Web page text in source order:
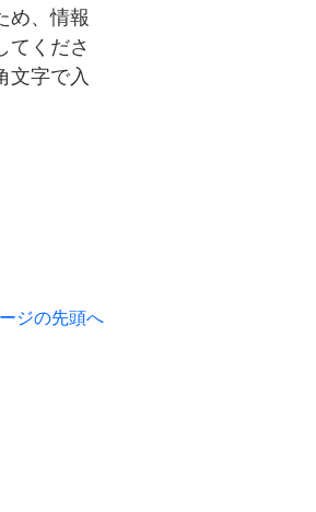
め、情報
てくださ
文字で入
ジの先頭へ